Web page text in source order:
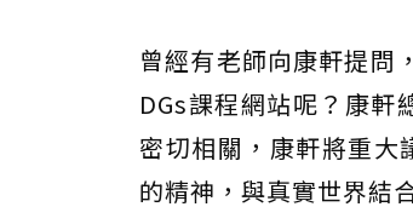
曾經有老師向康軒提問
DGs課程網站呢？康軒
密切相關，康軒將重大
的精神，與真實世界結